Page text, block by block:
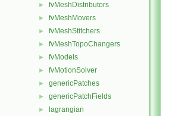
► fvMeshDistributors
► fvMeshMovers
► fvMeshStitchers
► fvMeshTopoChangers
► fvModels
► fvMotionSolver
► genericPatches
► genericPatchFields
► lagrangian